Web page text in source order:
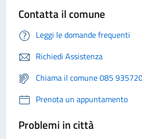
Contatta il comune
Leggi le domande frequenti
Richiedi Assistenza
Chiama il comune 085
Prenota un appuntamento
Problemi in città